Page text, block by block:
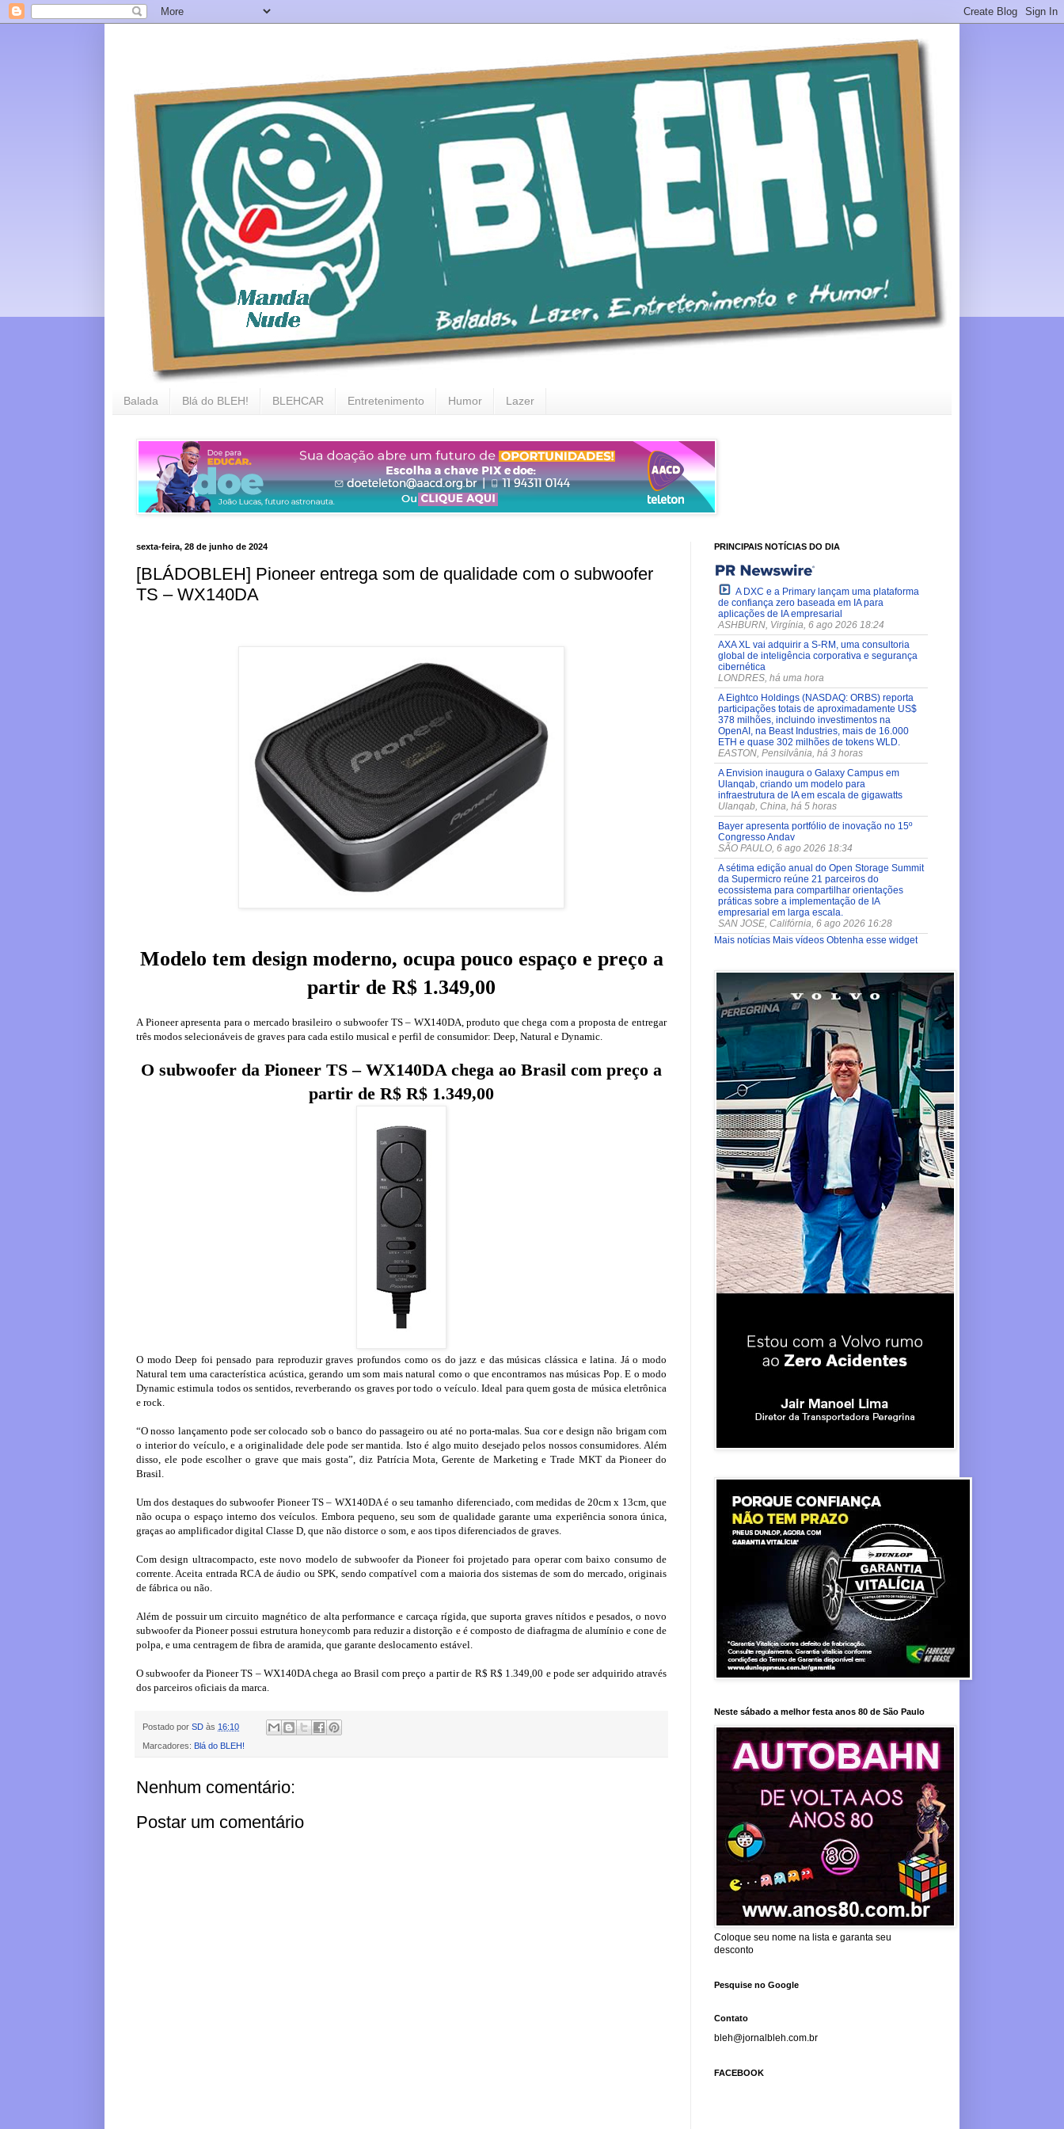
Balada Blá do BLEH! BLEHCAR Entretenimento Humor Lazer
sexta-feira, 28 de junho de 2024
[BLÁDOBLEH] Pioneer entrega som de qualidade com o subwoofer
TS – WX140DA
Modelo tem design moderno, ocupa pouco espaço e preço a
partir de R$ 1.349,00
A Pioneer apresenta para o mercado brasileiro o subwoofer TS – WX140DA, produto que chega com a proposta de entregar
três modos selecionáveis de graves para cada estilo musical e perfil de consumidor: Deep, Natural e Dynamic.
O subwoofer da Pioneer TS – WX140DA chega ao Brasil com preço a
partir de R$ R$ 1.349,00
O modo Deep foi pensado para reproduzir graves profundos como os do jazz e das músicas clássica e latina. Já o modo
Natural tem uma característica acústica, gerando um som mais natural como o que encontramos nas músicas Pop. E o modo
Dynamic estimula todos os sentidos, reverberando os graves por todo o veículo. Ideal para quem gosta de música eletrônica
e rock.
“O nosso lançamento pode ser colocado sob o banco do passageiro ou até no porta-malas. Sua cor e design não brigam com
o interior do veículo, e a originalidade dele pode ser mantida. Isto é algo muito desejado pelos nossos consumidores. Além
disso, ele pode escolher o grave que mais gosta”, diz Patrícia Mota, Gerente de Marketing e Trade MKT da Pioneer do
Brasil.
Um dos destaques do subwoofer Pioneer TS – WX140DA é o seu tamanho diferenciado, com medidas de 20cm x 13cm, que
não ocupa o espaço interno dos veículos. Embora pequeno, seu som de qualidade garante uma experiência sonora única,
graças ao amplificador digital Classe D, que não distorce o som, e aos tipos diferenciados de graves.
Com design ultracompacto, este novo modelo de subwoofer da Pioneer foi projetado para operar com baixo consumo de
corrente. Aceita entrada RCA de áudio ou SPK, sendo compatível com a maioria dos sistemas de som do mercado, originais
de fábrica ou não.
Além de possuir um circuito magnético de alta performance e carcaça rígida, que suporta graves nítidos e pesados, o novo
subwoofer da Pioneer possui estrutura honeycomb para reduzir a distorção e é composto de diafragma de alumínio e cone de
polpa, e uma centragem de fibra de aramida, que garante deslocamento estável.
O subwoofer da Pioneer TS – WX140DA chega ao Brasil com preço a partir de R$ R$ 1.349,00 e pode ser adquirido através
dos parceiros oficiais da marca.
Postado por SD às 16:10
Marcadores: Blá do BLEH!
Nenhum comentário:
Postar um comentário
PRINCIPAIS NOTÍCIAS DO DIA
A DXC e a Primary lançam uma plataforma
de confiança zero baseada em IA para
aplicações de IA empresarial
ASHBURN, Virgínia, 6 ago 2026 18:24
AXA XL vai adquirir a S-RM, uma consultoria
global de inteligência corporativa e segurança
cibernética
LONDRES, há uma hora
A Eightco Holdings (NASDAQ: ORBS) reporta
participações totais de aproximadamente US$
378 milhões, incluindo investimentos na
OpenAI, na Beast Industries, mais de 16.000
ETH e quase 302 milhões de tokens WLD.
EASTON, Pensilvânia, há 3 horas
A Envision inaugura o Galaxy Campus em
Ulanqab, criando um modelo para
infraestrutura de IA em escala de gigawatts
Ulanqab, China, há 5 horas
Bayer apresenta portfólio de inovação no 15º
Congresso Andav
SÃO PAULO, 6 ago 2026 18:34
A sétima edição anual do Open Storage Summit
da Supermicro reúne 21 parceiros do
ecossistema para compartilhar orientações
práticas sobre a implementação de IA
empresarial em larga escala.
SAN JOSE, Califórnia, 6 ago 2026 16:28
Mais notícias Mais vídeos Obtenha esse widget
Neste sábado a melhor festa anos 80 de São Paulo
Coloque seu nome na lista e garanta seu
desconto
Pesquise no Google
Contato
bleh@jornalbleh.com.br
FACEBOOK